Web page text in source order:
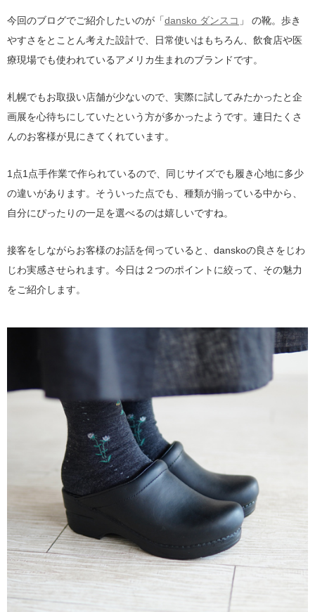
今回のブログでご紹介したいのが「dansko ダンスコ 」 の靴。歩き
やすさをとことん考えた設計で、日常使いはもちろん、飲食店や医
療現場でも使われているアメリカ生まれのブランドです。
札幌でもお取扱い店舗が少ないので、実際に試してみたかったと企
画展を心待ちにしていたという方が多かったようです。連日たくさ
んのお客様が見にきてくれています。
1点1点手作業で作られているので、同じサイズでも履き心地に多少
の違いがあります。そういった点でも、種類が揃っている中から、
自分にぴったりの一足を選べるのは嬉しいですね。
接客をしながらお客様のお話を伺っていると、danskoの良さをじわ
じわ実感させられます。今日は２つのポイントに絞って、その魅力
をご紹介します。